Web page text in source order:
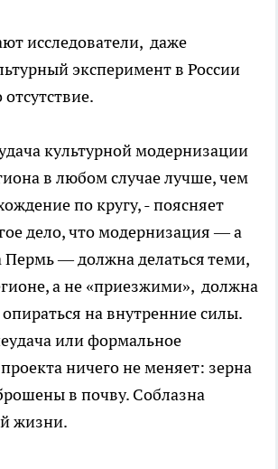
исследователи, даже
эксперимент в России
культурной модернизации
в любом случае лучше, чем
по кругу, - поясняет
дело, что модернизация — а
Пермь — должна делаться теми,
а не «приезжими», должна
на внутренние силы.
или формальное
ничего не меняет: зерна
в почву. Соблазна
жизни.